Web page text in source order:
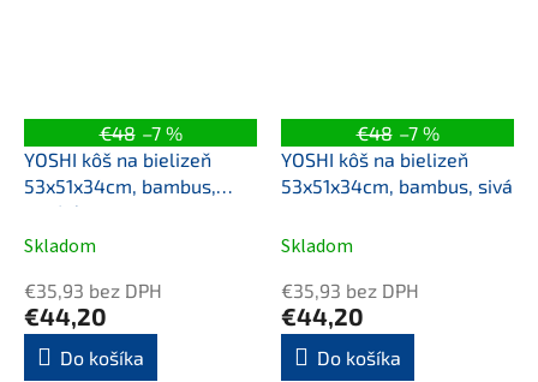
€48 –7 %
YOSHI kôš na bielizeň
53x51x34cm, bambus,
modrá
Skladom
€35,93 bez DPH
€44,20
Do košíka
€48 –7 %
YOSHI kôš na bielizeň
53x51x34cm, bambus, sivá
Skladom
€35,93 bez DPH
€44,20
Do košíka